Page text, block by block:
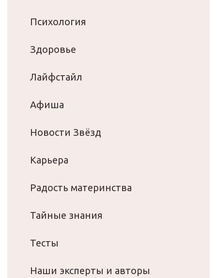
Психология
Здоровье
Лайфстайл
Афиша
Новости Звёзд
Карьера
Радость материнства
Тайные знания
Тесты
Наши эксперты и авторы